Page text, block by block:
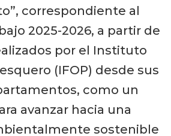
correspondiente al
2025-2026, a partir de
por el Instituto
(IFOP) desde sus
como un
avanzar hacia una
sostenible